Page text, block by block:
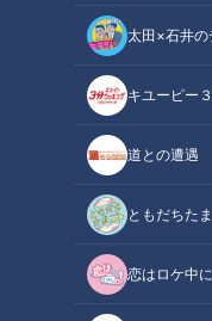
太田×石井の
キユーピー
道との遭遇
ともだちた
恋はロケ中に
チャント！
くらしニュース
CBCテレビの公式LINE
「絶景カレンダー」が
の「ウユニ塩湖」のよ